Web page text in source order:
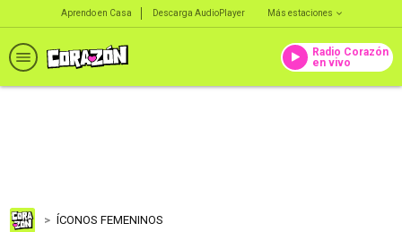
Aprendo en Casa Descarga AudioPlayer Más estaciones
Radio Corazón
en vivo
ÍCONOS FEMENINOS